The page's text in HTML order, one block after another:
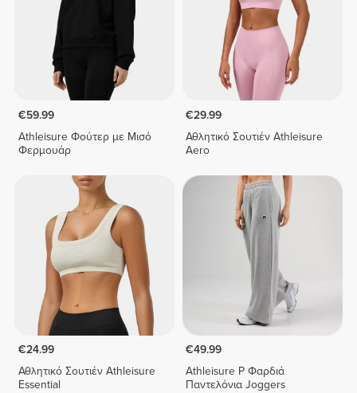
€59.99
Athleisure Φούτερ με Μισό
Φερμουάρ
€29.99
Αθλητικό Σουτιέν Athleisure
Aero
€24.99
Αθλητικό Σουτιέν Athleisure
Essential
€49.99
Athleisure P Φαρδιά
Παντελόνια Joggers